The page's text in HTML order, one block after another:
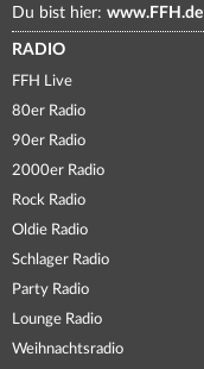
Du bist hier: www.FFH.de
RADIO
FFH Live
80er Radio
90er Radio
2000er Radio
Rock Radio
Oldie Radio
Schlager Radio
Party Radio
Lounge Radio
Weihnachtsradio